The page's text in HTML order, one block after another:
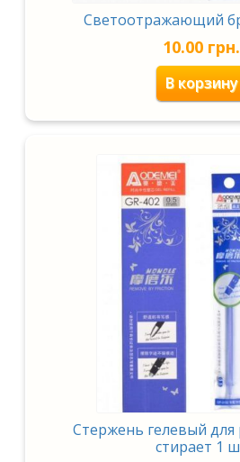
Светоотражающий
10.00 грн.
В корзину
Стержень гелевый
стирает 1